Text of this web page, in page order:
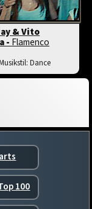
& Vito
-Flamenco
Dance
100